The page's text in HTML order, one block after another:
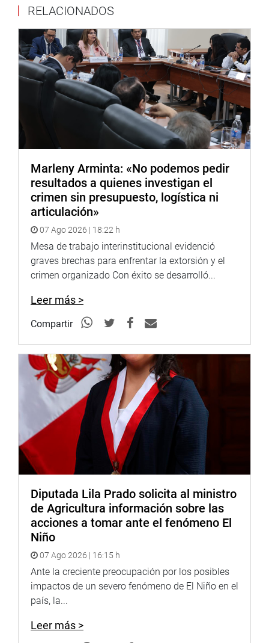
regionales y la sociedad civil.
Lima, 11 de noviembre de 2021
DESPACHO CONGRESAL
RELACIONADOS
Marleny Arminta: «No podemos pedir
resultados a quienes investigan el
crimen sin presupuesto, logística ni
articulación»
07 Ago 2026 | 18:22 h
Mesa de trabajo interinstitucional evidenció
graves brechas para enfrentar la extorsión y el
crimen organizado Con éxito se desarrolló...
Leer más >
Compartir
Diputada Lila Prado solicita al ministro
de Agricultura información sobre las
acciones a tomar ante el fenómeno El
Niño
07 Ago 2026 | 16:15 h
Ante la creciente preocupación por los posibles
impactos de un severo fenómeno de El Niño en el
país, la...
Leer más >